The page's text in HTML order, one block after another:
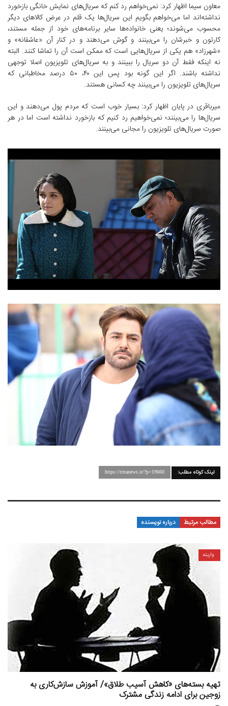
معاون سیما اظهار کرد: نمی‌خواهم رد کنم که سریال‌های نمایش خانگی بازخورد
نداشته‌اند اما می‌خواهم بگویم این سریال‌ها یک قلم در عرض کالاهای دیگر
محسوب می‌شوند؛ یعنی خانواده‌ها سایر برنامه‌های خود از جمله مستند،
کارتون و خبرشان را می‌بینند و گوش می‌دهند و در کنار آن «عاشقانه»‌ و
«شهرزاد» هم یکی از سریال‌هایی است که ممکن است آن را تماشا کنند. البته
نه اینکه فقط آن دو سریال را ببینند و به سریال‌های تلویزیون اصلا توجهی
نداشته باشند. اگر این گونه بود پس این ۴۰، ۵۰ درصد مخاطبانی که
سریال‌های تلویزیون را می‌بینند چه کسانی هستند.
میرباقری در پایان اظهار کرد: بسیار خوب است که مردم پول می‌دهند و این
سریال‌ها را می‌بینند؛ نمی‌خواهیم رد کنیم که بازخورد نداشته است اما در هر
صورت سریال‌های تلویزیون‌ را مجانی می‌بینند.
لینک کوتاه مطلب: https://tritanews.ir/?p=19660
مطالب مرتبط درباره نویسنده
واریته
تهیه بسته‌های «کاهش آسیب طلاق»/ آموزش سازش‌کاری به
زوجین برای ادامه زندگی مشترک